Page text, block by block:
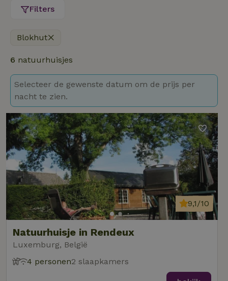
Filters
Blokhut
6 natuurhuisjes
Selecteer de gewenste datum om de prijs per
nacht te zien.
Natuurhuisje in Rendeux
Luxemburg, België
9,1/10
4 personen2 slaapkamers